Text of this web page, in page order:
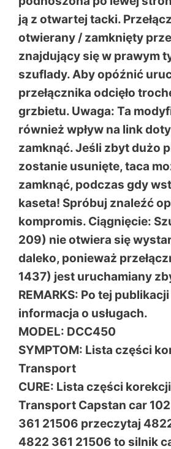
ją z otwartej tacki.
otwierany / zamknięty
znajdujący się w prawym
szuflady. Aby opóźnić
przełącznika odcięło
grzbietu. Uwaga: Ta
również wpływ na link
zamknąć. Jeśli zbyt dużo
zostanie usunięte, taca
zamknąć, podczas gdy
kaseta! Spróbuj znaleźć
kompromis. Ciągnięcie:
209) nie otwiera się
daleko, ponieważ
1437) jest uruchamiany
REMARKS: Po tej
informacja o usługach.
MODEL: DCC450
SYMPTOM: Lista części
Transport
CURE: Lista części korekcji
Transport Capstan car
361 21506 przeczytaj
4822 361 21506 to silnik